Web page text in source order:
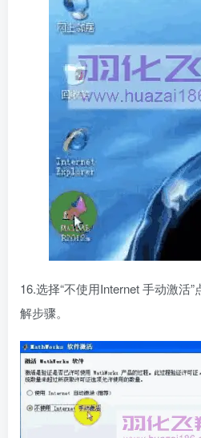
16.选择“不使用Internet 手动激活
解步骤。